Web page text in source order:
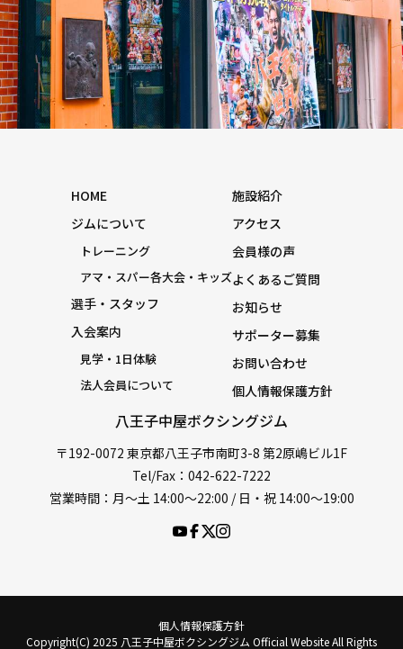
八王子中屋ボクシングジム
〒192-0072 東京都八王子市南町3-8 第2原嶋ビル1F
Tel/Fax：042-622-7222
営業時間：月〜土 14:00〜22:00 / 日・祝 14:00〜19:00
HOME
ジムについて
トレーニング
アマ・スパー各大会・キッズ
選手・スタッフ
入会案内
見学・1日体験
法人会員について
施設紹介
アクセス
会員様の声
よくあるご質問
お知らせ
サポーター募集
お問い合わせ
個人情報保護方針
個人情報保護方針
Copyright(C) 2025 八王子中屋ボクシングジム Official Website All Rights